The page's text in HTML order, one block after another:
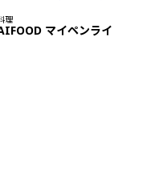
理
マイペンライ